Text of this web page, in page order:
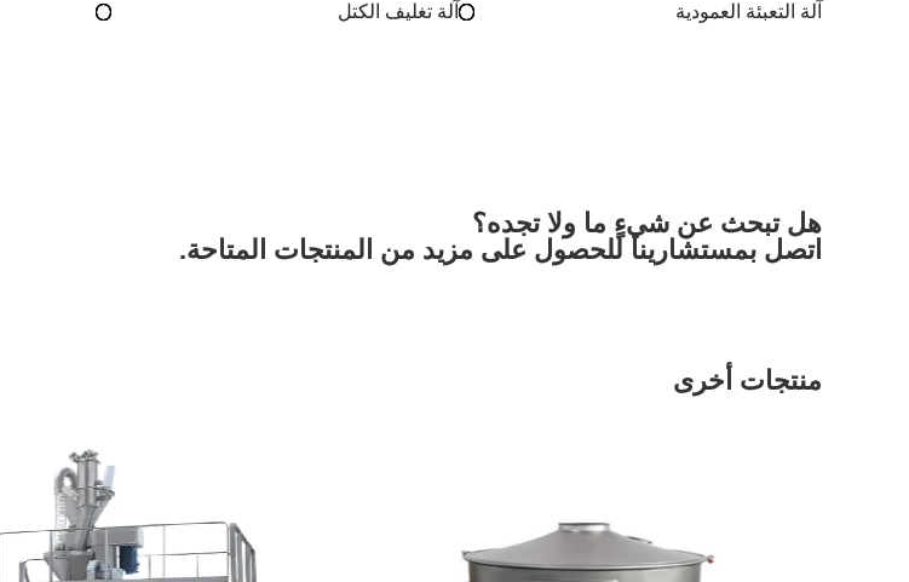
آلة التعبئة العمودية
آلة تغليف الكتل
هل تبحث عن شيءٍ ما ولا تجده؟
اتصل بمستشارينا للحصول على مزيد من المنتجات المتاحة.
منتجات أخرى